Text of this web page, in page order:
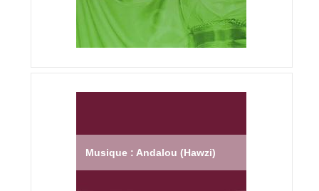
Musique : Andalou (Hawzi)